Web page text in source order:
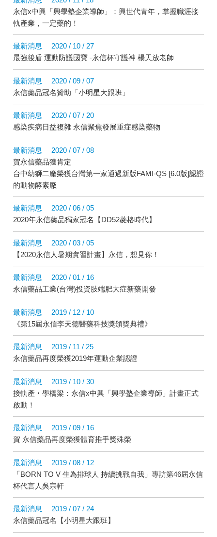
永信x中興「興學塾企業導師」：興世代青年，掌握職涯接
軌產業，一定藥的！
最新消息
2020 / 10 / 27
最強後盾 運動防護國寶 -永信杯守護神 楊天放老師
最新消息
2020 / 09 / 07
永信藥品冠名贊助「小明星大跟班」
最新消息
2020 / 07 / 20
感染疾病日益複雜 永信聚焦發展重症感染藥物
最新消息
2020 / 07 / 08
賀永信藥品獲肯定
台中幼獅二廠榮獲台灣第一家通過新版FAMI-QS [6.0版]認證
的動物酵素廠
最新消息
2020 / 06 / 05
2020年永信藥品獨家冠名【DD52菱格時代】
最新消息
2020 / 03 / 05
【2020永信人暑期實習計畫】永信，想見你！
最新消息
2020 / 01 / 16
永信藥品工業(台灣)投資肢端肥大症新藥開發
最新消息
2019 / 12 / 10
《第15屆永信李天德醫藥科技獎頒獎典禮》
最新消息
2019 / 11 / 25
永信藥品再度榮獲2019年運動企業認證
最新消息
2019 / 10 / 30
接軌產‧學橋梁：永信x中興「興學塾企業導師」計畫正式
啟動！
最新消息
2019 / 09 / 16
賀 永信藥品再度榮獲體育推手獎殊榮
最新消息
2019 / 08 / 12
「BORN TO V 生為排球人 持續挑戰自我」專訪第46屆永信
杯代言人吳宗軒
最新消息
2019 / 07 / 24
永信藥品冠名【小明星大跟班】